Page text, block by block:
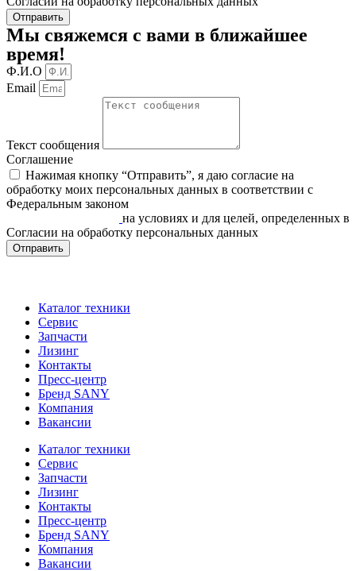
Отправить
Мы свяжемся с вами в ближайшее
время!
Ф.И.О
Email
Текст сообщения
Соглашение
Нажимая кнопку “Отправить”, я даю согласие на
обработку моих персональных данных в соответствии c
Федеральным законом
на условиях и для целей, определенных в
Согласии на обработку персональных данных
Отправить
Каталог техники
Сервис
Запчасти
Лизинг
Контакты
Пресс-центр
Бренд SANY
Компания
Вакансии
Каталог техники
Сервис
Запчасти
Лизинг
Контакты
Пресс-центр
Бренд SANY
Компания
Вакансии